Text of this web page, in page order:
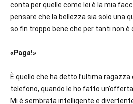
conta per quelle come lei è la mia
pensare che la bellezza sia solo una
so fin troppo bene che per tanti non è
«Paga!»
È quello che ha detto l’ultima ragazza
telefono, quando le ho fatto
Mi è sembrata intelligente e